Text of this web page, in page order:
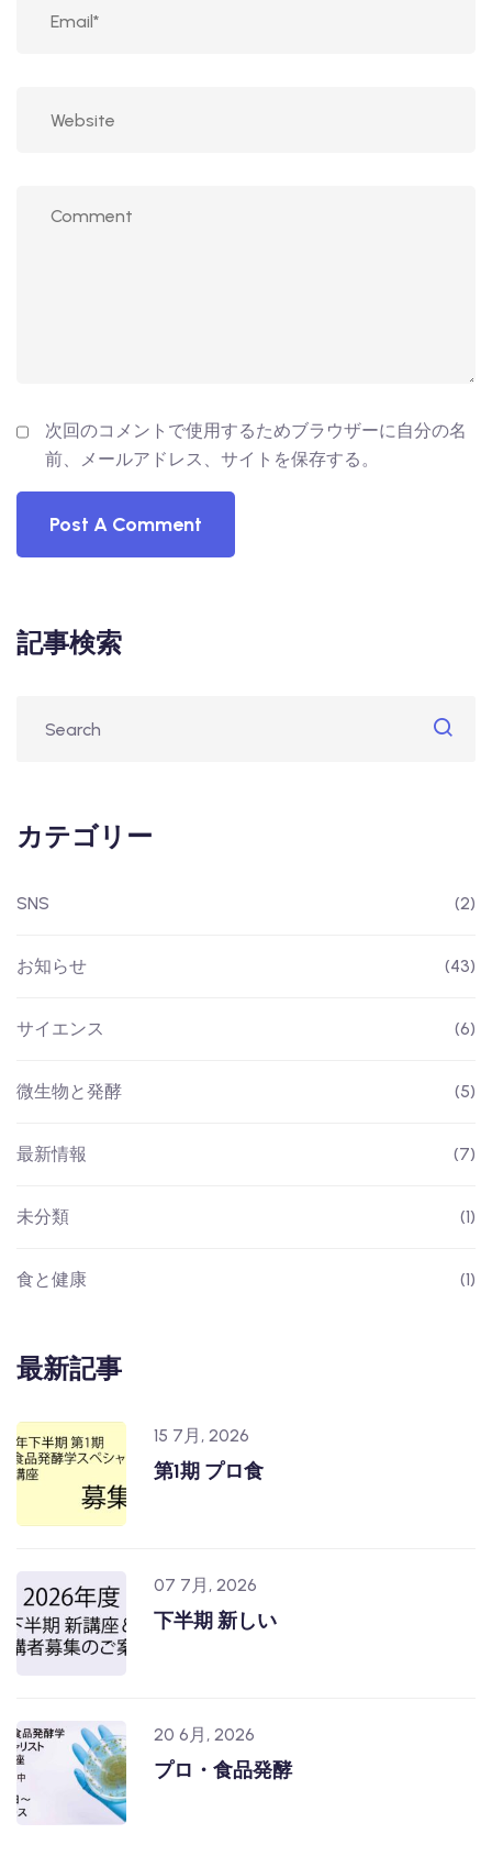
次回のコメントで使用するためブラウザーに自分の名
前、メールアドレス、サイトを保存する。
記事検索
カテゴリー
SNS (2)
お知らせ (43)
サイエンス (6)
微生物と発酵 (5)
最新情報 (7)
未分類 (1)
食と健康 (1)
最新記事
15 7月, 2026
第1期 プロ食
07 7月, 2026
下半期 新しい
20 6月, 2026
プロ・食品発酵